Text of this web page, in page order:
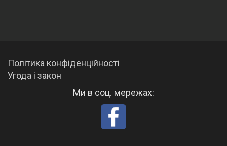
Політика конфіденційності
Угода і закон
Ми в соц. мережах: